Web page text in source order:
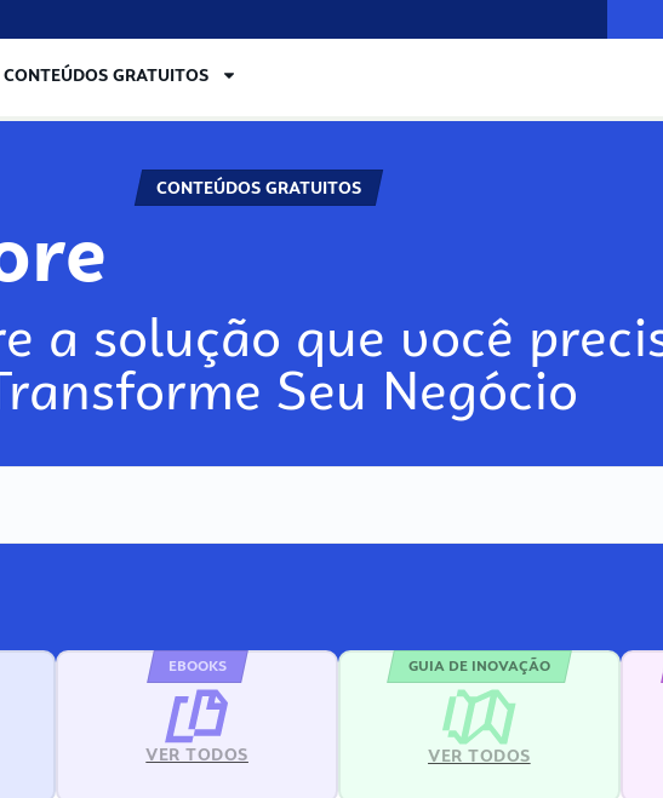
CONTEÚDOS GRATUITOS
CONTEÚDOS GRATUITOS
a solução que você
Seu Negócio
EBOOKS
VER TODOS
GUIA DE INOVAÇÃO
VER TODOS